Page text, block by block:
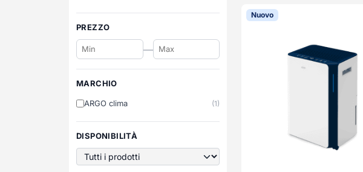
PREZZO
—
MARCHIO
ARGO clima (1)
DISPONIBILITÀ
Nuovo